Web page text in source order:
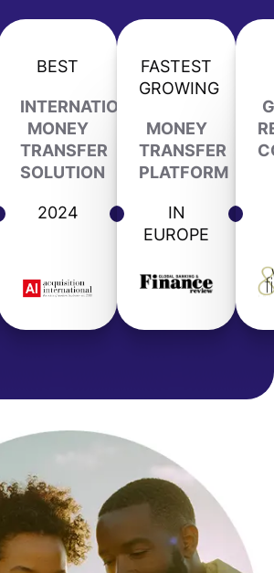
BEST
INTERNATIONAL
MONEY
TRANSFER
SOLUTION
2024
FASTEST
GROWING
MONEY
TRANSFER
PLATFORM
IN
EUROPE